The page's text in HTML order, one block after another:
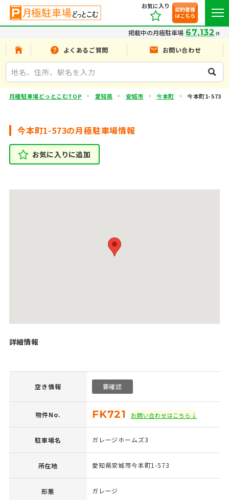
お気に入り
契約者様
はこちら
掲載中の月極駐車場 67,132 件
よくあるご質問 お問い合わせ
月極駐車場どっとこむTOP 愛知県 安城市 今本町 今本町1-573
今本町1-573の月極駐車場情報
お気に入りに追加
詳細情報
空き情報 要確認
物件No. FK721 お問い合わせはこちら↓
駐車場名 ガレージホームズ3
所在地 愛知県安城市今本町1-573
形態 ガレージ